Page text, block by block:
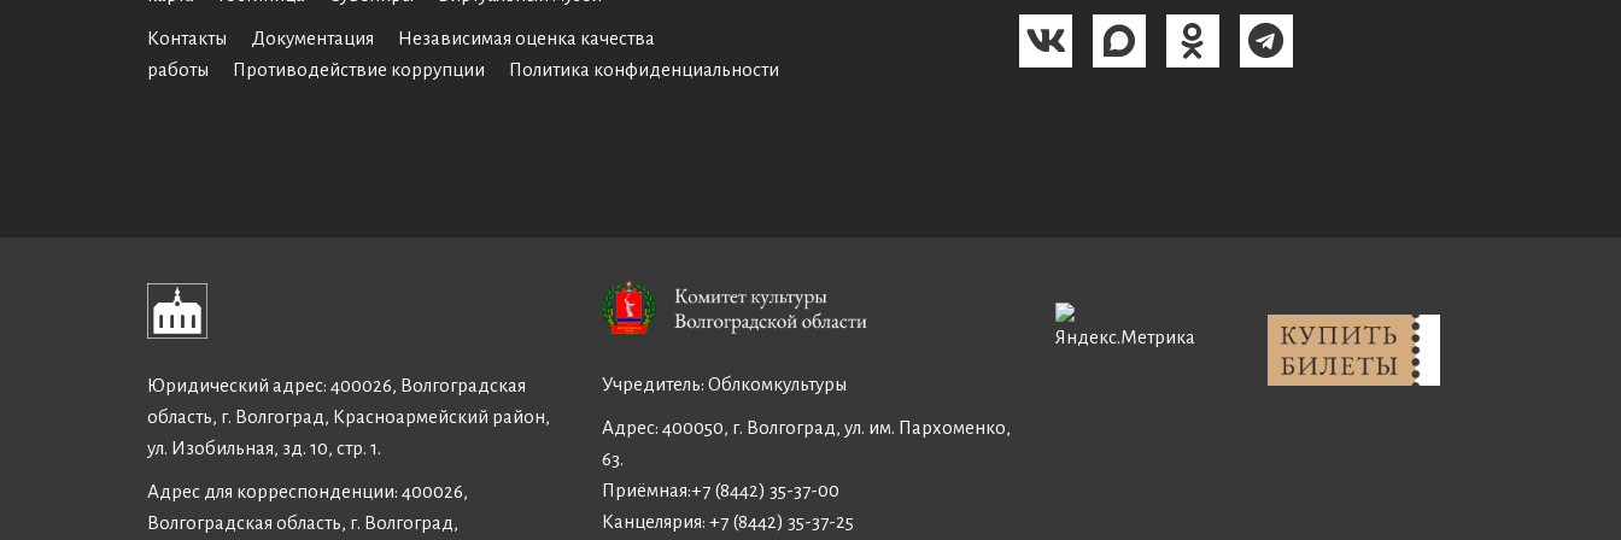
Контакты Документация
Независимая оценка качества
работы
Противодействие коррупции Политика конфиденциальности
Юридический адрес: 400026, Волгоградская
область, г. Волгоград, Красноармейский район,
ул. Изобильная, зд. 10, стр. 1.
Адрес для корреспонденции: 400026,
Волгоградская область, г. Волгоград,
Учредитель: Облкомкультуры
Адрес: 400050, г. Волгоград, ул. им. Пархоменко,
63.
Приёмная:+7 (8442) 35-37-00
Канцелярия: +7 (8442) 35-37-25